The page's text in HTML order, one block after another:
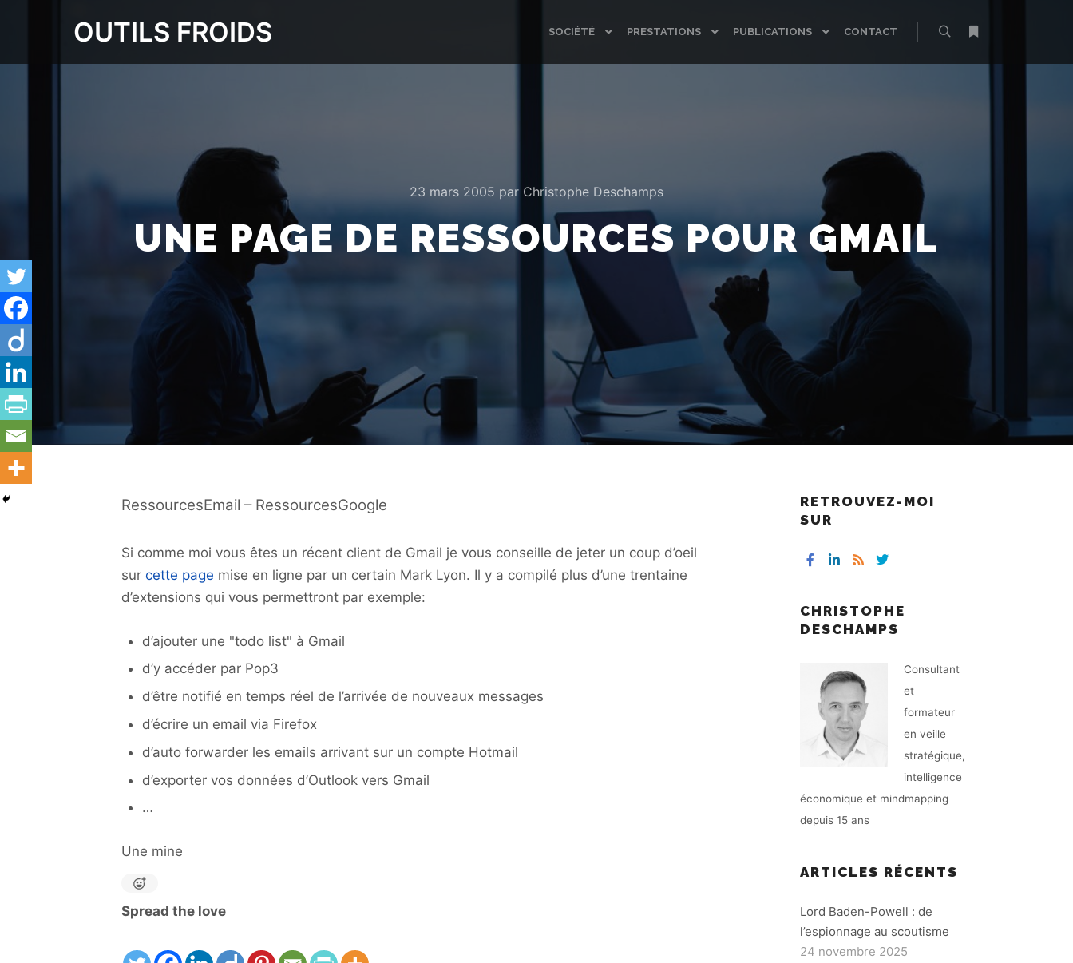
OUTILS FROIDS SOCIÉTÉ PRESTATIONS PUBLICATIONS
CONTACT
23 mars 2005 par Christophe Deschamps
UNE PAGE DE RESSOURCES POUR GMAIL
RessourcesEmail – RessourcesGoogle
Si comme moi vous êtes un récent client de Gmail je vous conseille de jeter un coup d’oeil
sur cette page mise en ligne par un certain Mark Lyon. Il y a compilé plus d’une trentaine
d’extensions qui vous permettront par exemple:
d’ajouter une "todo list" à Gmail
d’y accéder par Pop3
d’être notifié en temps réel de l’arrivée de nouveaux messages
d’écrire un email via Firefox
d’auto forwarder les emails arrivant sur un compte Hotmail
d’exporter vos données d’Outlook vers Gmail
…
Une mine
Spread the love
RETROUVEZ-MOI
SUR
CHRISTOPHE
DESCHAMPS
Consultant
et
formateur
en veille
stratégique,
intelligence
économique et mindmapping
depuis 15 ans
ARTICLES RÉCENTS
Lord Baden-Powell : de
l’espionnage au scoutisme
24 novembre 2025